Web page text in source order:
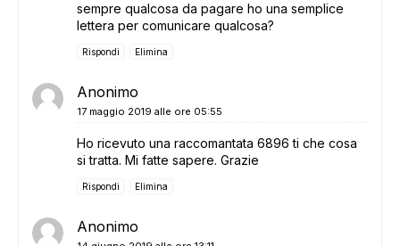
sempre qualcosa da pagare ho una semplice
lettera per comunicare qualcosa?
Rispondi Elimina
Anonimo
17 maggio 2019 alle ore 05:55
Ho ricevuto una raccomantata 6896 ti che cosa
si tratta. Mi fatte sapere. Grazie
Rispondi Elimina
Anonimo